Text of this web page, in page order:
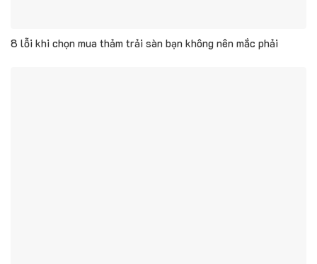
8 lỗi khi chọn mua thảm trải sàn bạn không nên mắc phải